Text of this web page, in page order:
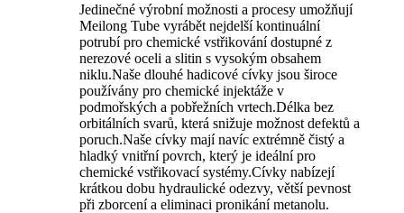
Jedinečné výrobní možnosti a procesy umožňují
Meilong Tube vyrábět nejdelší kontinuální
potrubí pro chemické vstřikování dostupné z
nerezové oceli a slitin s vysokým obsahem
niklu.Naše dlouhé hadicové cívky jsou široce
používány pro chemické injektáže v
podmořských a pobřežních vrtech.Délka bez
orbitálních svarů, která snižuje možnost defektů a
poruch.Naše cívky mají navíc extrémně čistý a
hladký vnitřní povrch, který je ideální pro
chemické vstřikovací systémy.Cívky nabízejí
krátkou dobu hydraulické odezvy, větší pevnost
při zborcení a eliminaci pronikání metanolu.